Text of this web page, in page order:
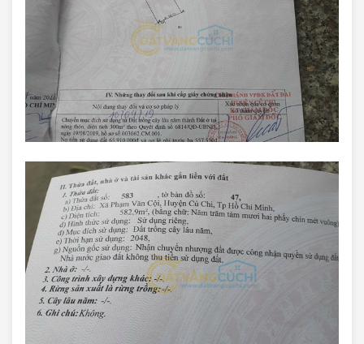
Trang chủ
Giới Thiệu
Bán Đất
Nhà Bán
Nhà Đất Giá Tốt